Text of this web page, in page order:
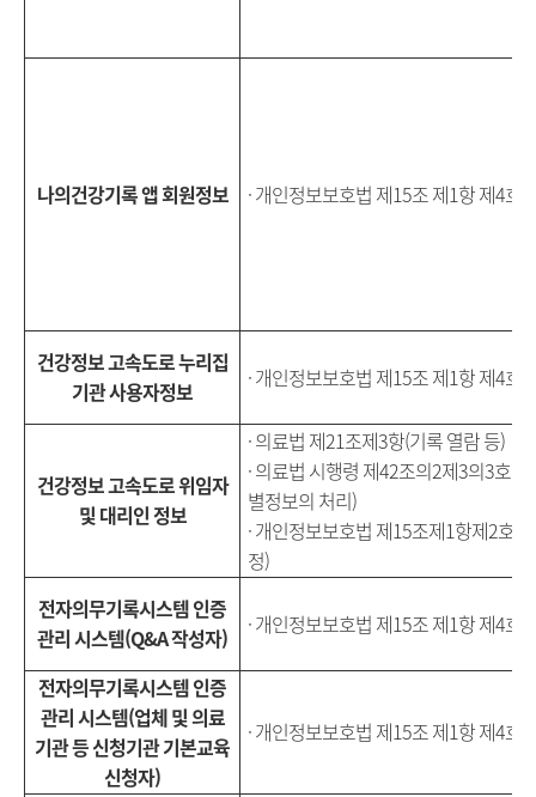
나의건강기록 앱 회원정보 · 개인정보보호법 제15조 제1항 제4호
건강정보 고속도로 누리집
기관 사용자정보
· 개인정보보호법 제15조 제1항 제4호
건강정보 고속도로 위임자
및 대리인 정보
· 의료법 제21조제3항(기록 열람 등)
· 의료법 시행령 제42조의2제3의3호(
별정보의 처리)
· 개인정보보호법 제15조제1항제2호(
정)
전자의무기록시스템 인증
관리 시스템(Q&A 작성자)
· 개인정보보호법 제15조 제1항 제4호
전자의무기록시스템 인증
관리 시스템(업체 및 의료
기관 등 신청기관 기본교육
신청자)
· 개인정보보호법 제15조 제1항 제4호